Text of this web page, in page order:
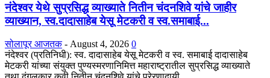
नंदेश्वर येथे सुप्रसिद्ध व्याख्याते नितीन चंदनशिवे यांचे जाहीर
व्याख्यान, स्व.दादासाहेब येसू मेटकरी व स्व.समाबाई...
सोलापूर आजतक - August 4, 2026 0
नंदेश्वर (प्रतिनिधी): स्व. दादासाहेब येसू मेटकरी व स्व. समाबाई दादासाहेब
मेटकरी यांच्या संयुक्त पुण्यस्मरणानिमित्त महाराष्ट्रातील सुप्रसिद्ध व्याख्याते